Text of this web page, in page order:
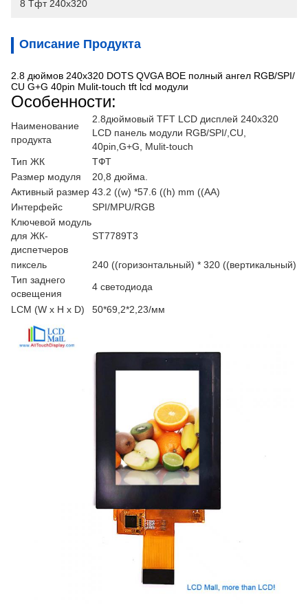
8 Тфт 240х320
Описание Продукта
2.8 дюймов 240x320 DOTS QVGA BOE полный ангел RGB/SPI/
CU G+G 40pin Mulit-touch tft lcd модули
Особенности:
Наименование
продукта
2.8дюймовый TFT LCD дисплей 240x320
LCD панель модули RGB/SPI/,CU,
40pin,G+G, Mulit-touch
Тип ЖК
ТФТ
Размер модуля
20,8 дюйма.
Активный размер 43.2 ((w) *57.6 ((h) mm ((AA)
Интерфейс
SPI/MPU/RGB
Ключевой модуль
для ЖК-
диспетчеров
ST7789T3
пиксель
240 ((горизонтальный) * 320 ((вертикальный)
Тип заднего
освещения
4 светодиода
LCM (W x H x D) 50*69,2*2,23/мм